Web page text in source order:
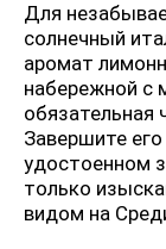
Для
солнечный
аромат
набережной с
обязательная
Завершите
удостоенном
только
видом на